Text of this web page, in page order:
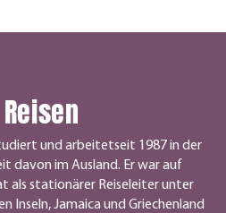
und arbeitetseit 1987 in der
davon im Ausland. Er war auf
als stationärer Reiseleiter unter
Inseln, Jamaica und Griechenland